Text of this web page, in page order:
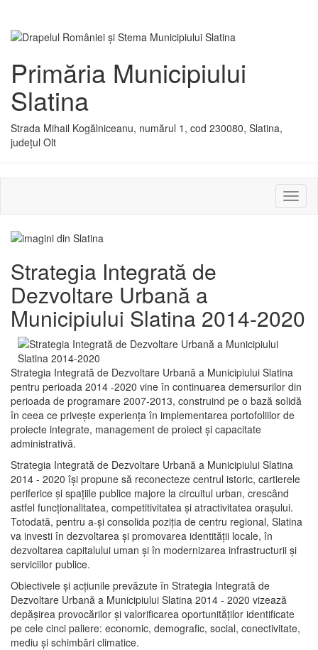
Primăria Municipiului
Slatina
Strada Mihail Kogălniceanu, numărul 1, cod 230080, Slatina,
județul Olt
sau
Strategia Integrată de
Dezvoltare Urbană a
Municipiului Slatina 2014-2020
Strategia Integrată de Dezvoltare Urbană a Municipiului Slatina
pentru perioada 2014 -2020 vine în continuarea demersurilor din
perioada de programare 2007-2013, construind pe o bază solidă
în ceea ce priveşte experienţa în implementarea portofoliilor de
proiecte integrate, management de proiect și capacitate
administrativă.
Strategia Integrată de Dezvoltare Urbană a Municipiului Slatina
2014 - 2020 își propune să reconecteze centrul istoric, cartierele
periferice şi spaţiile publice majore la circuitul urban, crescând
astfel funcţionalitatea, competitivitatea şi atractivitatea oraşului.
Totodată, pentru a-şi consolida poziţia de centru regional, Slatina
va investi în dezvoltarea şi promovarea identităţii locale, în
dezvoltarea capitalului uman şi în modernizarea infrastructurii şi
serviciilor publice.
Obiectivele şi acţiunile prevăzute în Strategia Integrată de
Dezvoltare Urbană a Municipiului Slatina 2014 - 2020 vizează
depășirea provocărilor şi valorificarea oportunităţilor identificate
pe cele cinci paliere: economic, demografic, social, conectivitate,
mediu şi schimbări climatice.